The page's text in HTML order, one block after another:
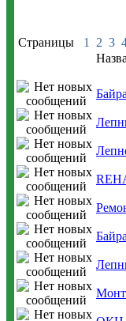
Страницы 1 2 3